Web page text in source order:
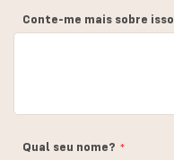
Conte-me mais sobre isso
Qual seu nome?